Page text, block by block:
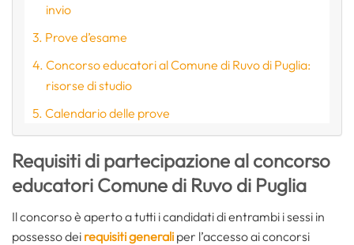
invio
Prove d’esame
Concorso educatori al Comune di Ruvo di Puglia:
risorse di studio
Calendario delle prove
Requisiti di partecipazione al concorso
educatori Comune di Ruvo di Puglia
Il concorso è aperto a tutti i candidati di entrambi i sessi in
possesso dei requisiti generali per l’accesso ai concorsi